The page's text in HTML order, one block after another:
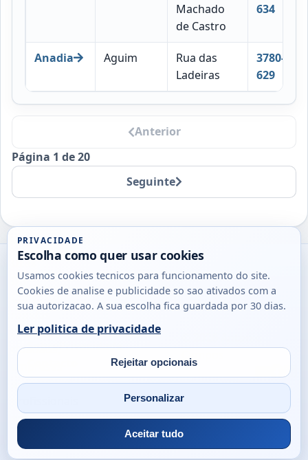
Machado
de Castro
634
Anadia Aguim
Rua das
Ladeiras
3780-
629
Anterior
Página 1 de 20
Seguinte
Utils
DB
Consultas
para
cidadaos,
em
SobrePrivacidade
Campos
Email
PRIVACIDADE
Escolha como quer usar cookies
Usamos cookies tecnicos para funcionamento do site.
Cookies de analise e publicidade so sao ativados com a
sua autorizacao. A sua escolha fica guardada por 30 dias.
Ler politica de privacidade
Rejeitar opcionais
Personalizar
Aceitar tudo